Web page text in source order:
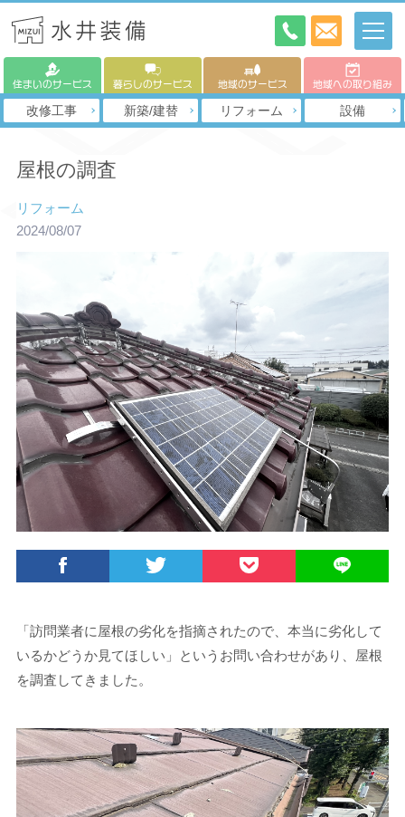
住まいのサービス 暮らしのサービス 地域のサービス 地域への取り組み
改修工事 新築/建替 リフォーム 設備
屋根の調査
リフォーム
2024/08/07
「訪問業者に屋根の劣化を指摘されたので、本当に劣化して
いるかどうか見てほしい」というお問い合わせがあり、屋根
を調査してきました。